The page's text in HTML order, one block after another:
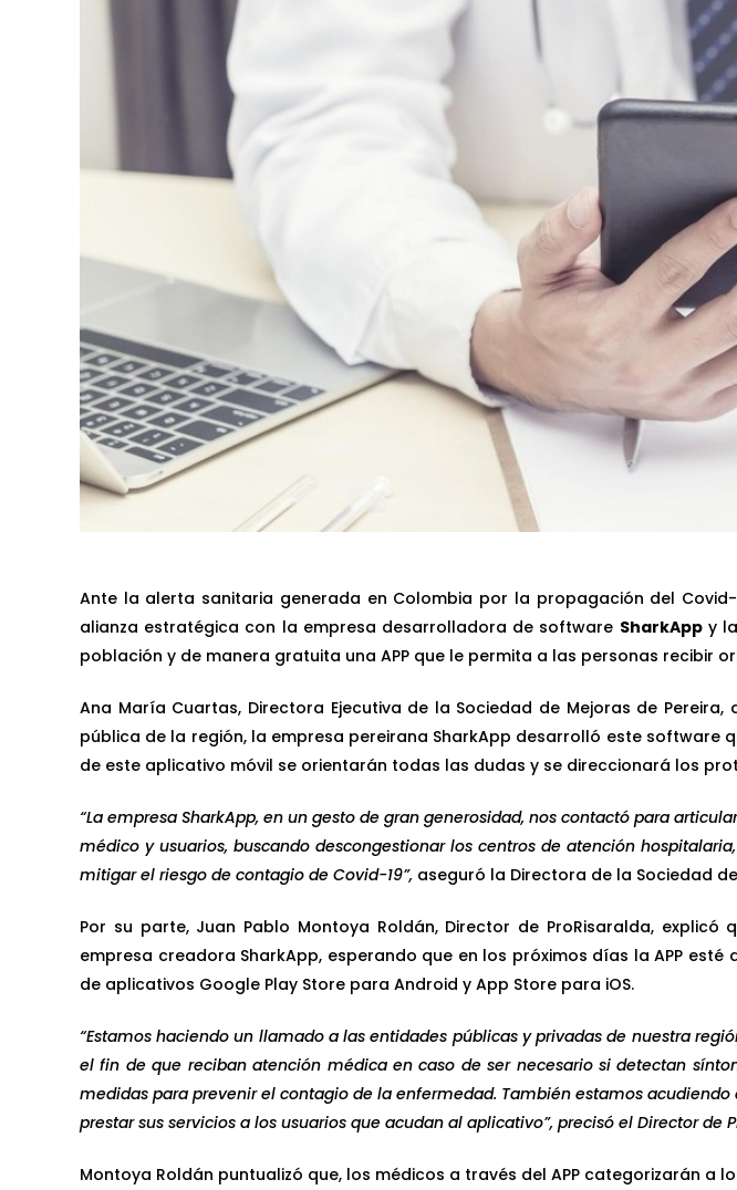
Ante la alerta sanitaria generada en Colombia por la propagación del Covid-
alianza estratégica con la empresa desarrolladora de software SharkAppy la
población y de manera gratuita una APP que le permita a las personas recibir
Ana María Cuartas, Directora Ejecutiva de la Sociedad de Mejoras de
pública de la región, la empresa pereirana SharkApp desarrolló este
de este aplicativo móvil se orientarán todas las dudas y se direccionará los
“La empresa SharkApp, en un gesto de gran generosidad, nos contactó para
médico y usuarios, buscando descongestionar los centros de atención
mitigar el riesgo de contagio de Covid-19”, aseguró la Directora de la Sociedad
Por su parte, Juan Pablo Montoya Roldán, Director de ProRisaralda,
empresa creadora SharkApp, esperando que en los próximos días la APP
de aplicativos Google Play Store para Android y App Store para iOS.
“Estamos haciendo un llamado a las entidades públicas y privadas de nuestra
el fin de que reciban atención médica en caso de ser necesario si detectan
medidas para prevenir el contagio de la enfermedad. También estamos
prestar sus servicios a los usuarios que acudan al aplicativo”, precisó el Director de
Montoya Roldán puntualizó que, los médicos a través del APP categorizarán